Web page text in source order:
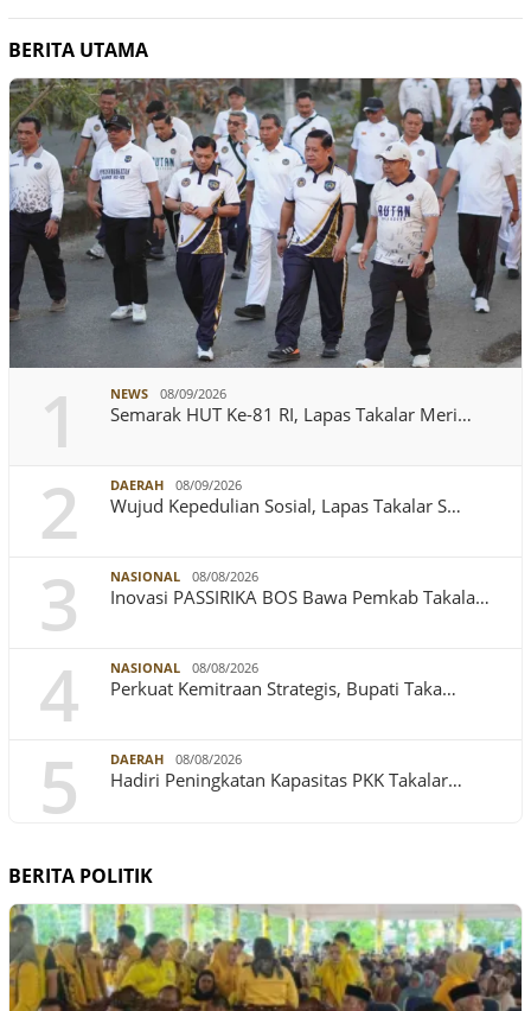
BERITA UTAMA
1 NEWS 08/09/2026
Semarak HUT Ke-81 RI, Lapas Takalar Meri…
2 DAERAH 08/09/2026
Wujud Kepedulian Sosial, Lapas Takalar S…
3 NASIONAL 08/08/2026
Inovasi PASSIRIKA BOS Bawa Pemkab Takala…
4 NASIONAL 08/08/2026
Perkuat Kemitraan Strategis, Bupati Taka…
5 DAERAH 08/08/2026
Hadiri Peningkatan Kapasitas PKK Takalar…
BERITA POLITIK